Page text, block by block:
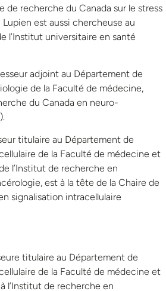
de recherche du Canada sur le stress
Lupien est aussi chercheuse au
l’Institut universitaire en santé
adjoint au Département de
de la Faculté de médecine,
du Canada en neuro-
titulaire au Département de
de la Faculté de médecine et
l’Institut de recherche en
est à la tête de la Chaire de
signalisation intracellulaire
titulaire au Département de
de la Faculté de médecine et
l’Institut de recherche en